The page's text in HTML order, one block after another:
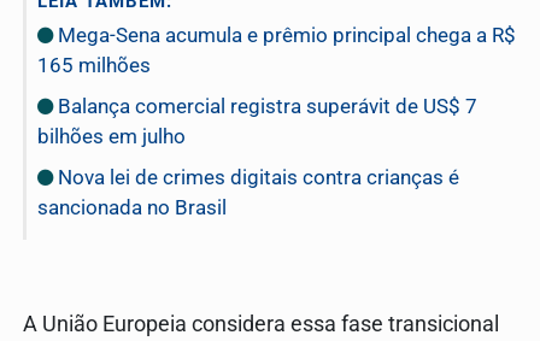
Mega-Sena acumula e prêmio principal chega a R$
165 milhões
Balança comercial registra superávit de US$ 7
bilhões em julho
Nova lei de crimes digitais contra crianças é
sancionada no Brasil
A União Europeia considera essa fase transicional